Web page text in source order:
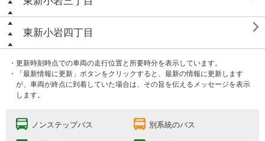
東新小岩四丁目 
・更新時刻時点での車両の走行位置と所要時分を表示しています。
・「最新情報に更新」ボタンをクリックすると、最新の情報に更新します
が、車両が終点に到着していた場合は、その旨を伝えるメッセージを表示
します。
ノンステップバス 別系統のバス